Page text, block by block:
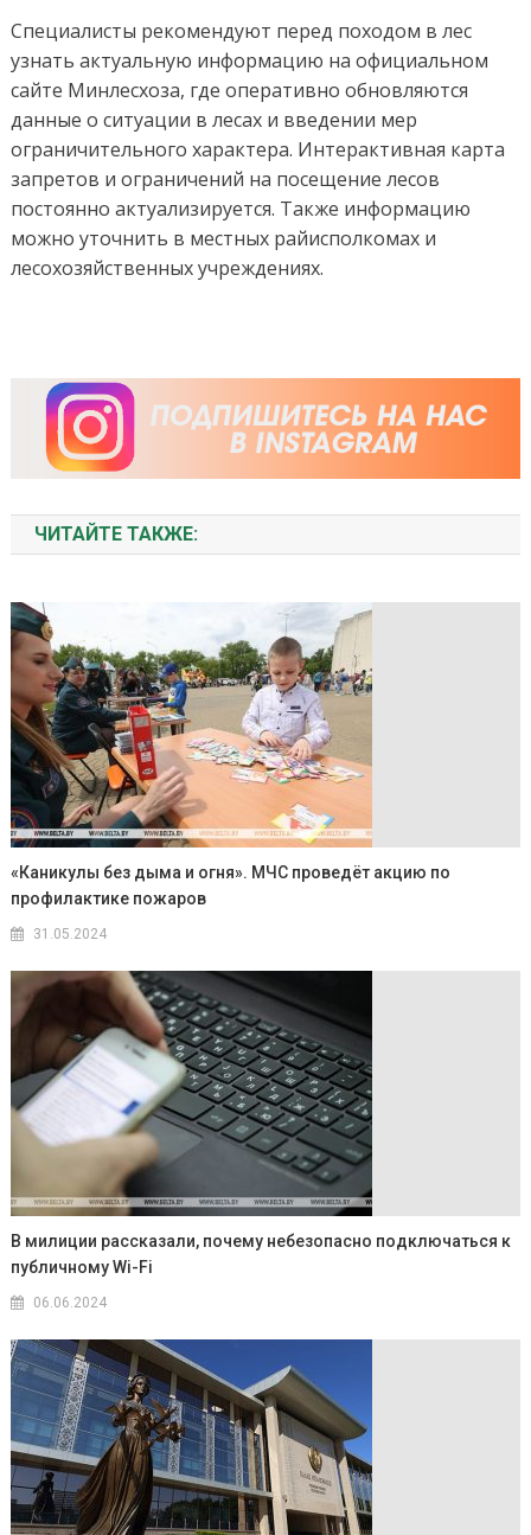
Специалисты рекомендуют перед походом в лес
узнать актуальную информацию на официальном
сайте Минлесхоза, где оперативно обновляются
данные о ситуации в лесах и введении мер
ограничительного характера. Интерактивная карта
запретов и ограничений на посещение лесов
постоянно актуализируется. Также информацию
можно уточнить в местных райисполкомах и
лесохозяйственных учреждениях.
ЧИТАЙТЕ ТАКЖЕ:
«Каникулы без дыма и огня». МЧС проведёт акцию по
профилактике пожаров
31.05.2024
В милиции рассказали, почему небезопасно подключаться к
публичному Wi-Fi
06.06.2024